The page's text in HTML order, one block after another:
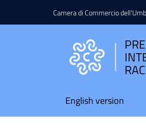
Vai al contenuto
Vai alla navigazioneCamera di Commercio
English version